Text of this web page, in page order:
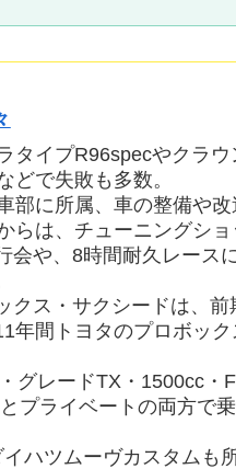
タイプR96specやクラ
どで失敗も多数。
部に所属、車の整備や改
らは、チューニングシ
会や、8時間耐久レース
クス・サクシードは、
年間トヨタのプロボッ
グレードTX・1500cc・
プライベートの両方で
ハツムーヴカスタムも